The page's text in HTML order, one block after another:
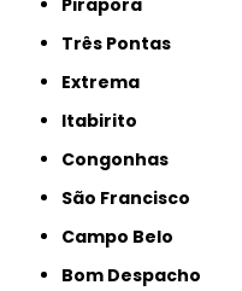
Três Pontas
Extrema
Itabirito
Congonhas
São Francisco
Campo Belo
Bom Despacho